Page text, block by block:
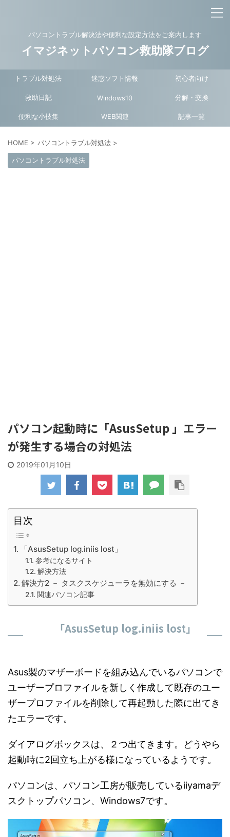
パソコントラブル解決法や便利な設定方法をご案内します
イマジネットパソコン救助隊ブログ
トラブル対処法 迷惑ソフト情報 初心者向け
救助日記 Windows10 分解・交換
便利な小技集 WEB関連 記事一覧
HOME > パソコントラブル対処法 >
パソコントラブル対処法
パソコン起動時に「AsusSetup 」エラー
が発生する場合の対処法
2019年01月10日
目次
「AsusSetup log.iniis lost」
参考になるサイト
解決方法
解決方2 － タスクスケジューラを無効にする －
関連パソコン記事
「AsusSetup log.iniis lost」
Asus製のマザーボードを組み込んでいるパソコンで
ユーザープロファイルを新しく作成して既存のユー
ザープロファイルを削除して再起動した際に出てき
たエラーです。
ダイアログボックスは、２つ出てきます。どうやら
起動時に2回立ち上がる様になっているようです。
パソコンは、パソコン工房が販売しているiiyamaデ
スクトップパソコン、Windows7です。